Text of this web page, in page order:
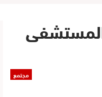
المستشفى
مجتمع